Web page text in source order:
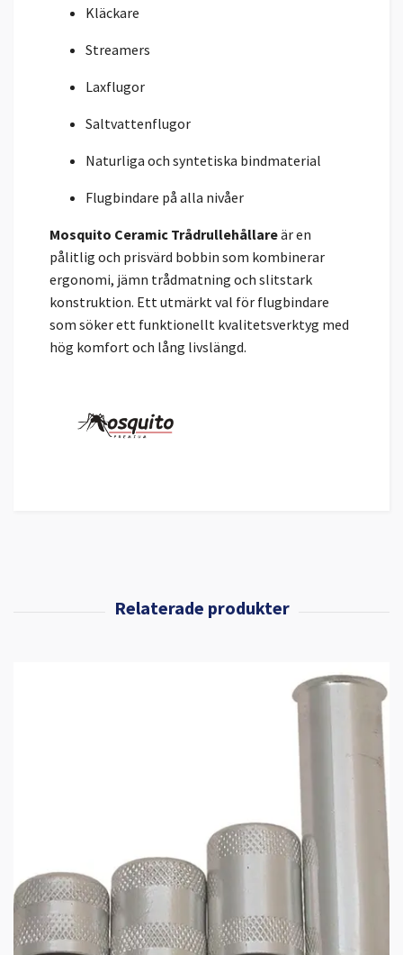
Kläckare
Streamers
Laxflugor
Saltvattenflugor
Naturliga och syntetiska bindmaterial
Flugbindare på alla nivåer
Mosquito Ceramic Trådrullehållareär en
pålitlig och prisvärd bobbin som kombinerar
ergonomi, jämn trådmatning och slitstark
konstruktion. Ett utmärkt val för flugbindare
som söker ett funktionellt kvalitetsverktyg med
hög komfort och lång livslängd.